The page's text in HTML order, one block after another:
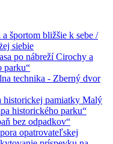
športom bližšie k sebe /
siebie
po nábreží Cirochy a
parku“
technika - Zberný dvor
historickej pamiatky Malý
historického parku“
bez odpadkov“
opatrovateľskej